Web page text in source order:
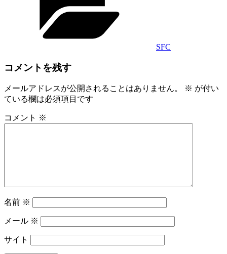
SFC
コメントを残す
メールアドレスが公開されることはありません。 ※ が付い
ている欄は必須項目です
コメント ※
名前 ※
メール ※
サイト